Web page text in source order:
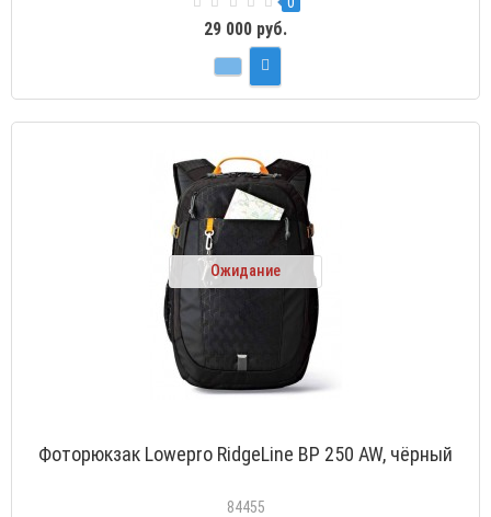
29 000 руб.
Ожидание
Фоторюкзак Lowepro RidgeLine BP 250 AW, чёрный
84455